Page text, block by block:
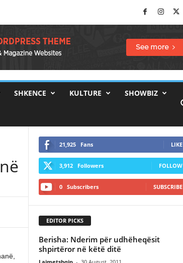
SHKENCE KULTURE SHOWBIZ
21,925 Fans LIKE
3,912 Followers FOLLOW
0 Subscribers SUBSCRIBE
EDITOR PICKS
Berisha: Nderim për udhëheqësit
shpirtëror në këtë ditë